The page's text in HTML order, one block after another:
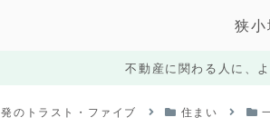
狭
不動産に関わる人に、
のトラスト・ファイブ 住まい